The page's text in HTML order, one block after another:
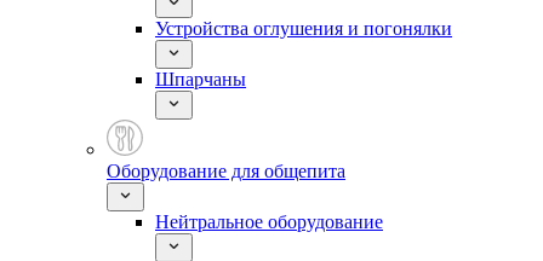
Устройства оглушения и погонялки
Шпарчаны
Оборудование для общепита
Нейтральное оборудование